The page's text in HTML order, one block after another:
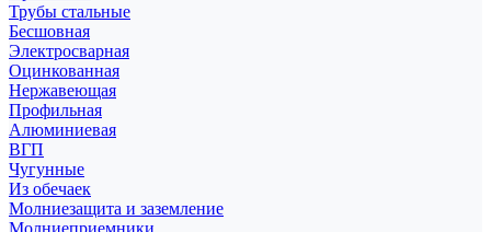
Трубы стальные
Бесшовная
Электросварная
Оцинкованная
Нержавеющая
Профильная
Алюминиевая
ВГП
Чугунные
Из обечаек
Молниезащита и заземление
Молниеприемники